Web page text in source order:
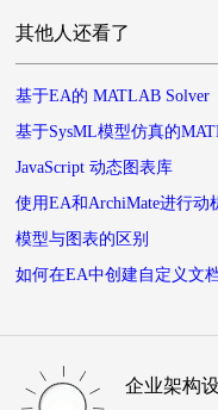
其他人还看了
基于EA的 MATLAB Solver
基于SysML模型仿真的
JavaScript 动态图表库
使用EA和ArchiMate进行动
模型与图表的区别
如何在EA中创建自定义文